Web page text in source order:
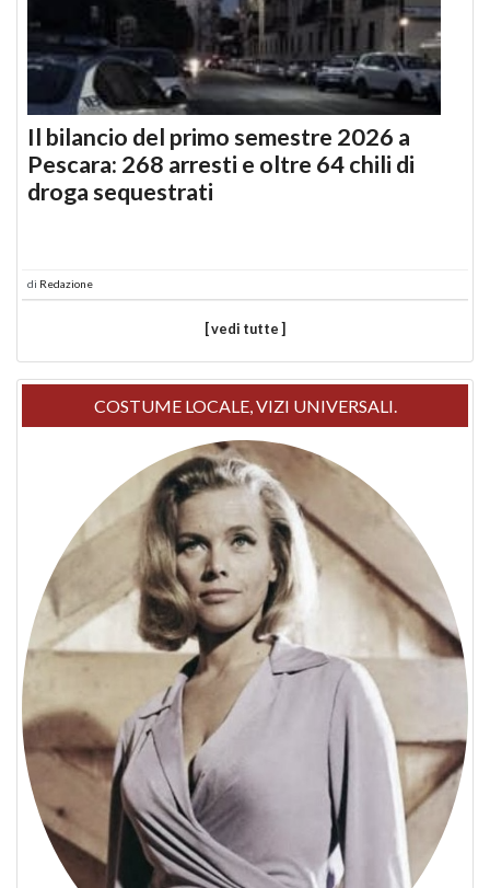
Il bilancio del primo semestre 2026 a
Pescara: 268 arresti e oltre 64 chili di
droga sequestrati
di Redazione
[ vedi tutte ]
COSTUME LOCALE, VIZI UNIVERSALI.